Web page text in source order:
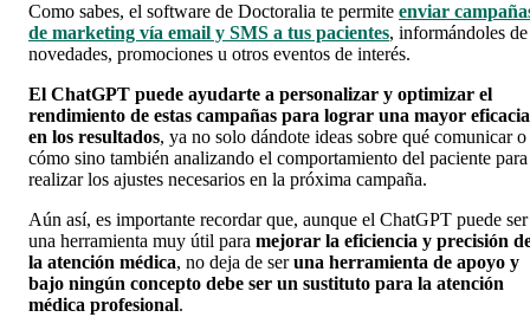
Como sabes, el software de Doctoralia te permite enviar
de marketing vía email y SMS a tus pacientes, informándoles de
novedades, promociones u otros eventos de interés.
El ChatGPT puede ayudarte a personalizar y optimizar el
rendimiento de estas campañas para lograr una mayor eficacia
en los resultados, ya no solo dándote ideas sobre qué comunicar o
cómo sino también analizando el comportamiento del paciente para
realizar los ajustes necesarios en la próxima campaña.
Aún así, es importante recordar que, aunque el ChatGPT puede ser
una herramienta muy útil para mejorar la eficiencia y precisión
la atención médica, no deja de seruna herramienta de apoyo y
bajo ningún concepto debe ser un sustituto para la atención
médica profesional.